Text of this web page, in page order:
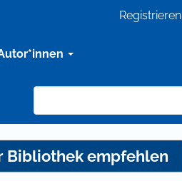
Registrieren
Bibliothek empfehlen